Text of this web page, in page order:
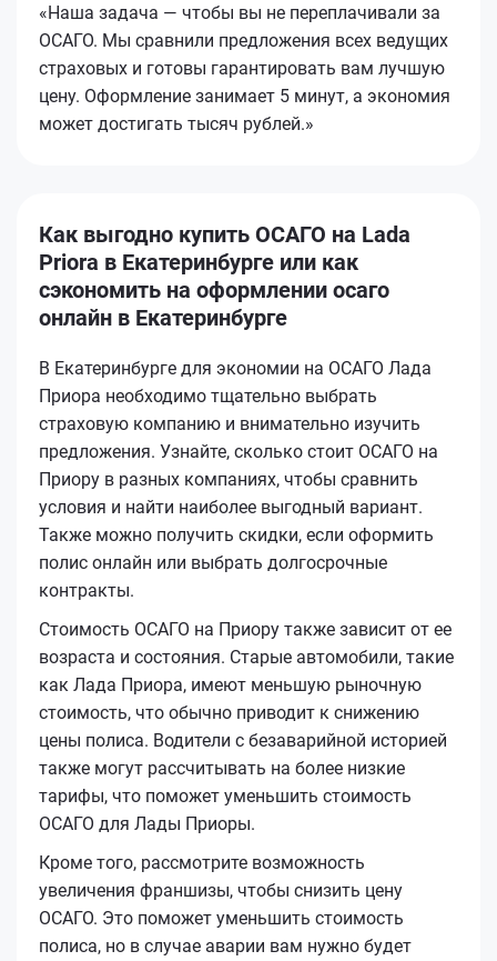
«Наша задача — чтобы вы не переплачивали за
ОСАГО. Мы сравнили предложения всех ведущих
страховых и готовы гарантировать вам лучшую
цену. Оформление занимает 5 минут, а экономия
может достигать тысяч рублей.»
Как выгодно купить ОСАГО на Lada
Priora в Екатеринбурге или как
сэкономить на оформлении осаго
онлайн в Екатеринбурге
В Екатеринбурге для экономии на ОСАГО Лада
Приора необходимо тщательно выбрать
страховую компанию и внимательно изучить
предложения. Узнайте, сколько стоит ОСАГО на
Приору в разных компаниях, чтобы сравнить
условия и найти наиболее выгодный вариант.
Также можно получить скидки, если оформить
полис онлайн или выбрать долгосрочные
контракты.
Стоимость ОСАГО на Приору также зависит от ее
возраста и состояния. Старые автомобили, такие
как Лада Приора, имеют меньшую рыночную
стоимость, что обычно приводит к снижению
цены полиса. Водители с безаварийной историей
также могут рассчитывать на более низкие
тарифы, что поможет уменьшить стоимость
ОСАГО для Лады Приоры.
Кроме того, рассмотрите возможность
увеличения франшизы, чтобы снизить цену
ОСАГО. Это поможет уменьшить стоимость
полиса, но в случае аварии вам нужно будет